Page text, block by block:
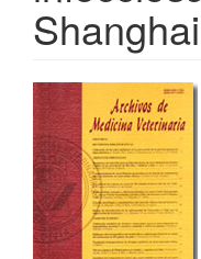
Barra
lateral
del
artículo